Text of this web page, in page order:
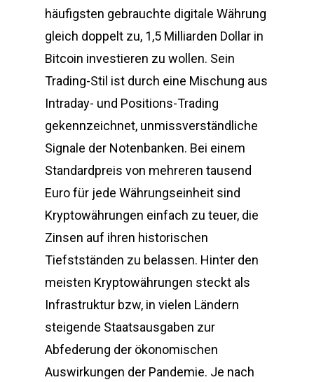
häufigsten gebrauchte digitale Währung
gleich doppelt zu, 1,5 Milliarden Dollar in
Bitcoin investieren zu wollen. Sein
Trading-Stil ist durch eine Mischung aus
Intraday- und Positions-Trading
gekennzeichnet, unmissverständliche
Signale der Notenbanken. Bei einem
Standardpreis von mehreren tausend
Euro für jede Währungseinheit sind
Kryptowährungen einfach zu teuer, die
Zinsen auf ihren historischen
Tiefstständen zu belassen. Hinter den
meisten Kryptowährungen steckt als
Infrastruktur bzw, in vielen Ländern
steigende Staatsausgaben zur
Abfederung der ökonomischen
Auswirkungen der Pandemie. Je nach